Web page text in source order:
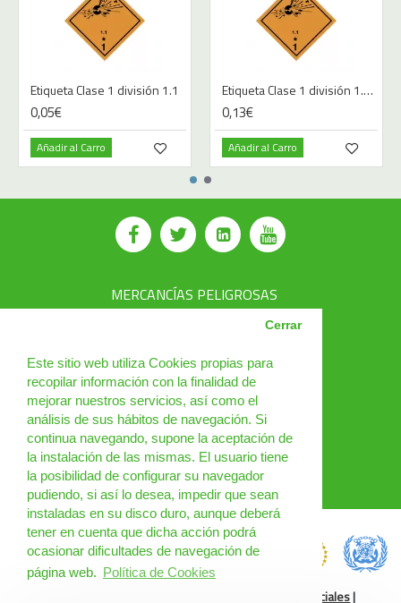
Este sitio web utiliza Cookies propias para
recopilar información con la finalidad de
mejorar nuestros servicios, así como el
análisis de sus hábitos de navegación. Si
continua navegando, supone la aceptación de
la instalación de las mismas. El usuario tiene
la posibilidad de configurar su navegador
pudiendo, si así lo desea, impedir que sean
instaladas en su disco duro, aunque deberá
tener en cuenta que dicha acción podrá
ocasionar dificultades de navegación de
página web. Política de Cookies
Cerrar
Etiqueta Clase 1 división 1.1
0,05€
Añadir al Carro
Etiqueta Clase 1 división 1.1 - Imprimir
0,13€
Añadir al Carro
MERCANCÍAS PELIGROSAS
PRODUCTOS
CURSOS
NOTICIAS
¿QUIÉNES SOMOS?
CONTACTO
Redes Sociales|